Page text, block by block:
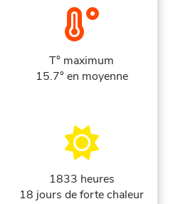
T° maximum
15.7° en moyenne
1833 heures
18 jours de forte chaleur